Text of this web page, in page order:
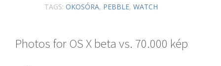
TAGS: OKOSÓRA, PEBBLE, WATCH
Photos for OS X beta vs. 70.000 kép